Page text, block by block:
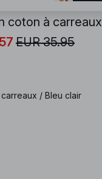
coton à carreaux
EUR 35.95
carreaux / Bleu clair